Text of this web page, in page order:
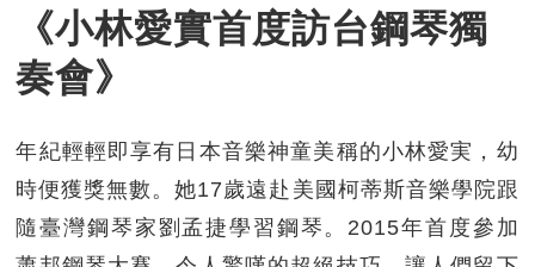
《小林愛實首度訪台鋼琴獨
奏會》
年紀輕輕即享有日本音樂神童美稱的小林愛実，幼
時便獲獎無數。她17歲遠赴美國柯蒂斯音樂學院跟
隨臺灣鋼琴家劉孟捷學習鋼琴。2015年首度參加